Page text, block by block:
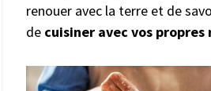
renouer avec la terre et de
de cuisiner avec vos propres